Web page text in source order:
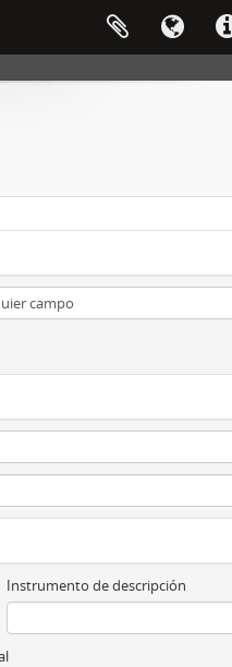
Instrumento de descripción